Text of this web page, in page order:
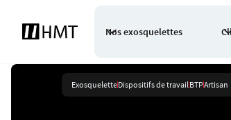
Nos exosquelettes
ExosqueletteDispositifs de travailBTPArtisan